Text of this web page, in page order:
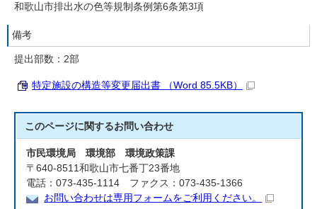
和歌山市排出水の色等規制条例第6条第3項
備考
提出部数：2部
特定施設の構造等変更届出書 （Word 85.5KB）
このページに関するお問い合わせ
市民環境局 環境部 環境政策課
〒640-8511和歌山市七番丁23番地
電話：073-435-1114 ファクス：073-435-1366
お問い合わせは専用フォームをご利用ください。